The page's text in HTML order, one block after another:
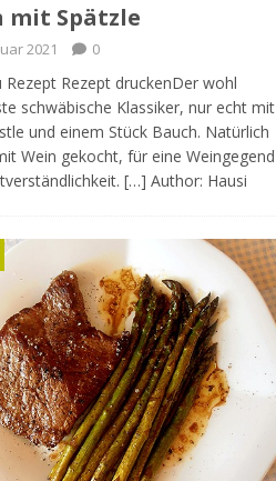
mit Spätzle
2021 0
Rezept Rezept druckenDer wohl
schwäbische Klassiker, nur echt mit
und einem Stück Bauch. Natürlich
Wein gekocht, für eine Weingegend
[…] Author: Hausi